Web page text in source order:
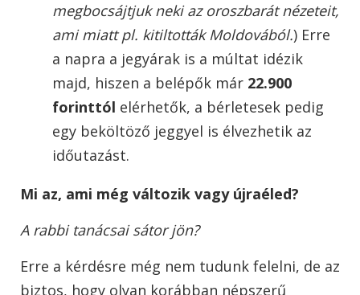
megbocsájtjuk neki az oroszbarát nézeteit,
ami miatt pl. kitiltották Moldovából.) Erre
a napra a jegyárak is a múltat idézik
majd, hiszen a belépők már 22.900
forinttól elérhetők, a bérletesek pedig
egy beköltöző jeggyel is élvezhetik az
időutazást.
Mi az, ami még változik vagy újraéled?
A rabbi tanácsai sátor jön?
Erre a kérdésre még nem tudunk felelni, de az
biztos, hogy olyan korábban népszerű